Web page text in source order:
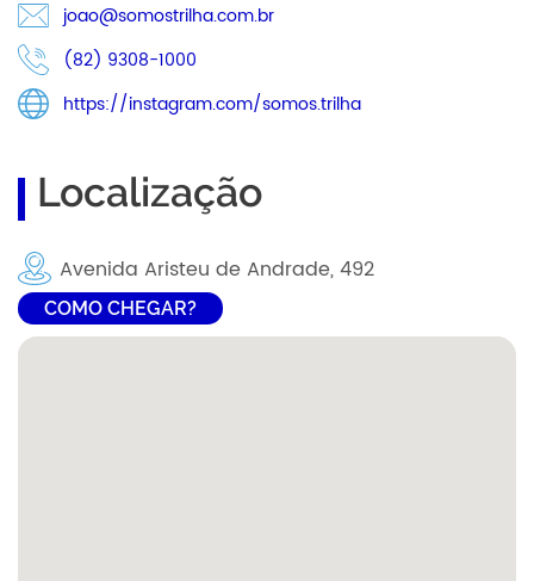
joao@somostrilha.com.br
(82) 9308-1000
https://instagram.com/somos.trilha
Localização
Avenida Aristeu de Andrade, 492
COMO CHEGAR?